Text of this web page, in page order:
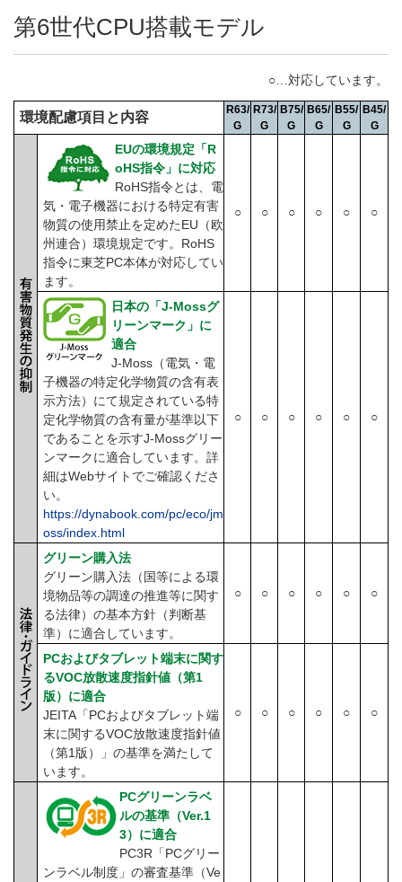
第6世代CPU搭載モデル
○…対応しています。
環境配慮項目と内容
R63/
G
R73/
G
B75/
G
B65/
G
B55/
G
B45/
G
EUの環境規定「R
oHS指令」に対応
RoHS指令とは、電
気・電子機器における特定有害
物質の使用禁止を定めたEU（欧
州連合）環境規定です。RoHS
指令に東芝PC本体が対応してい
ます。
○ ○ ○ ○ ○ ○
日本の「J-Mossグ
リーンマーク」に
適合
J-Moss（電気・電
子機器の特定化学物質の含有表
示方法）にて規定されている特
定化学物質の含有量が基準以下
であることを示すJ-Mossグリー
ンマークに適合しています。詳
細はWebサイトでご確認くださ
い。
https://dynabook.com/pc/eco/jm
oss/index.html
○ ○ ○ ○ ○ ○
グリーン購入法
グリーン購入法（国等による環
境物品等の調達の推進等に関す
る法律）の基本方針（判断基
準）に適合しています。
○ ○ ○ ○ ○ ○
PCおよびタブレット端末に関す
るVOC放散速度指針値（第1
版）に適合
JEITA「PCおよびタブレット端
末に関するVOC放散速度指針値
（第1版）」の基準を満たして
います。
○ ○ ○ ○ ○ ○
PCグリーンラベ
ルの基準（Ver.1
3）に適合
PC3R「PCグリー
ンラベル制度」の審査基準（Ve